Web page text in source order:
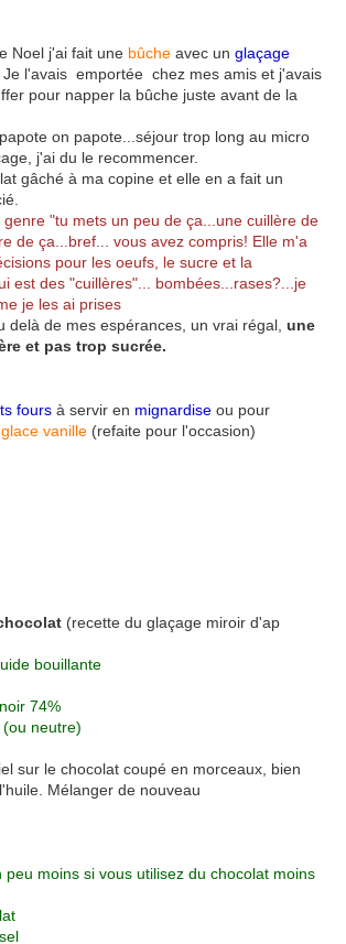
Noel j'ai fait une bûche avec un glaçage
. Je l'avais emportée chez mes amis et j'avais
pour napper la bûche juste avant de la
on papote...séjour trop long au micro
j'ai du le recommencer.
gâché à ma copine et elle en a fait un
"tu mets un peu de ça...une cuillère de
de ça...bref... vous avez compris! Elle m'a
pour les oeufs, le sucre et la
est des "cuillères"... bombées...rases?...je
je les ai prises
delà de mes espérances, un vrai régal, une
et pas trop sucrée.
fours à servir en mignardise ou pour
glace vanille (refaite pour l'occasion)
(recette du glaçage miroir d'ap
bouillante
74%
neutre)
sur le chocolat coupé en morceaux, bien
Mélanger de nouveau
peu moins si vous utilisez du chocolat moins